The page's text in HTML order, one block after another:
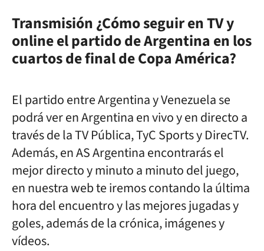
Transmisión ¿Cómo seguir en TV y
online el partido deArgentina en los
cuartos de final de Copa América?
El partido entre Argentina y Venezuela se
podrá ver en Argentina en vivo y en directo a
través de la TV Pública, TyC Sports y DirecTV.
Además, en AS Argentina encontrarás el
mejor directo y minuto a minuto del juego,
en nuestra web te iremos contando la última
hora del encuentro y las mejores jugadas y
goles, además de la crónica, imágenes y
vídeos.